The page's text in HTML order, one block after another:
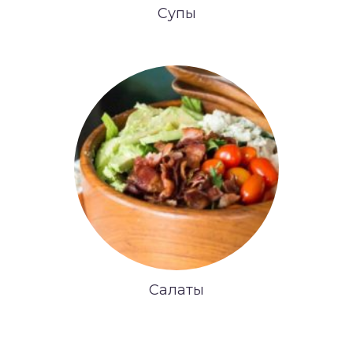
Супы
Салаты